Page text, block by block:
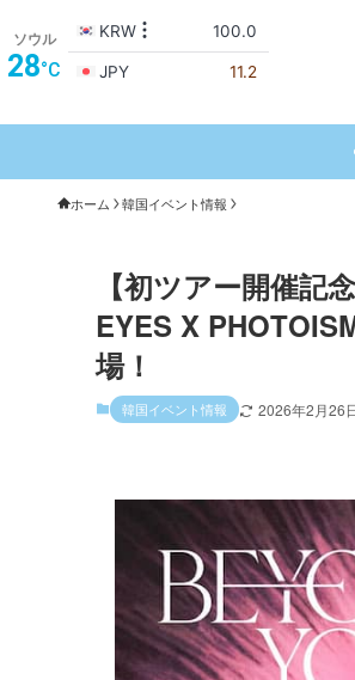
ソウル
28°C
ホーム 韓国イベント情報
【初ツアー開催記
EYES X
場！
韓国イベント情報 2026年2月26